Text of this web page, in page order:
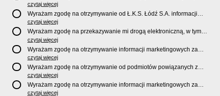
pocztą e-mail, oficjalnego newslettera oraz informacji o zniżkach,
promocjach, nowościach, biletach, karnetach, ofercie sklepu U2
Store oraz serwisu bilety.lkslodz.pl i innych produktach oraz
usługach oferowanych przez Ł.K.S. Łódź S.A.
czytaj więcej
Wyrażam zgodę na otrzymywanie od Ł.K.S. Łódź S.A. informacji
marketingowych dotyczących działalności spółki, ofert, wydarzeń i
produktów za pośrednictwem wiadomości SMS oraz połączeń
telefonicznych.
czytaj więcej
Wyrażam zgodę na przekazywanie mi drogą elektroniczną, w tym
pocztą e-mail, informacji handlowych i marketingowych o
produktach, usługach i działalnościSponsorów i PartnerówŁ.K.S.
Łódź S.A.
czytaj więcej
Wyrażam zgodę na otrzymywanie informacji marketingowych za
pośrednictwem wiadomości SMS oraz połączeń telefonicznych
odSponsorów i PartnerówŁ.K.S. Łódź S.A.
czytaj więcej
Wyrażam zgodę na otrzymywanie od podmiotów powiązanych z
Ł.K.S. Łódź S.A., tj. Fundacji ŁKS oraz Sport Catering sp. z
o.o. informacji marketingowych oraz informacji handlowych o
nowościach, produktach, usługach i działalności drogą
czytaj więcej
Wyrażam zgodę na otrzymywanie informacji marketingowych za
pośrednictwem wiadomości SMS oraz połączeń telefonicznych od
czytaj więcej